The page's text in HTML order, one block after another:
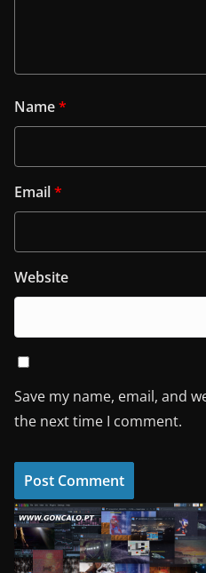
Name*
Email*
Website
Save my name, email, and
the next time I comment.